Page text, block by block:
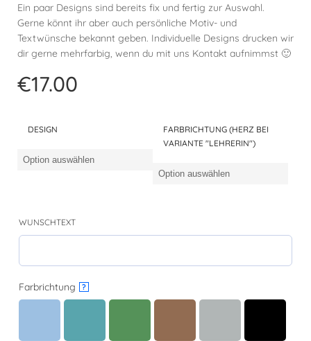
Ein paar Designs sind bereits fix und fertig zur Auswahl.
Gerne könnt ihr aber auch persönliche Motiv- und
Textwünsche bekannt geben. Individuelle Designs drucken wir
dir gerne mehrfarbig, wenn du mit uns Kontakt aufnimmst 🙂
€17.00
DESIGN
FARBRICHTUNG (HERZ BEI
VARIANTE "LEHRERIN")
WUNSCHTEXT
Farbrichtung ?